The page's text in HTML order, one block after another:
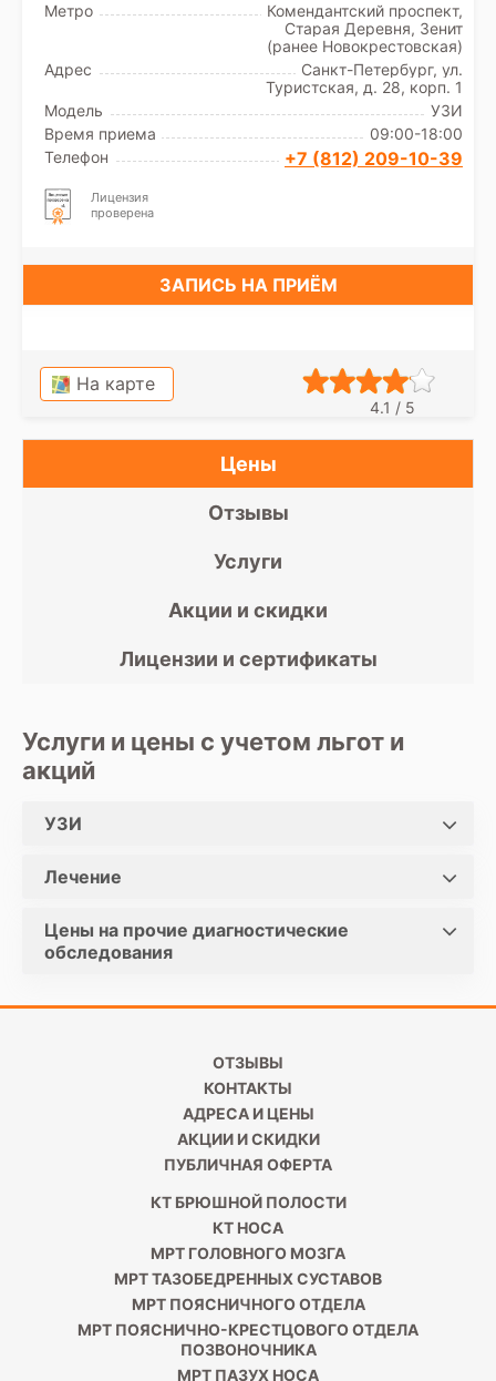
Метро
Комендантский проспект,
Старая Деревня, Зенит
(ранее Новокрестовская)
Адрес
Санкт-Петербург, ул.
Туристская, д. 28, корп. 1
Модель
УЗИ
Время приема
09:00-18:00
Телефон
+7 (812) 209-10-39
Лицензия
проверена
ЗАПИСЬ НА ПРИЁМ
На карте
4.1 / 5
Цены
Отзывы
Услуги
Акции и скидки
Лицензии и сертификаты
Услуги и цены с учетом льгот и
акций
УЗИ
Лечение
Цены на прочие диагностические
обследования
ОТЗЫВЫ
КОНТАКТЫ
АДРЕСА И ЦЕНЫ
АКЦИИ И СКИДКИ
ПУБЛИЧНАЯ ОФЕРТА
КТ БРЮШНОЙ ПОЛОСТИ
КТ НОСА
МРТ ГОЛОВНОГО МОЗГА
МРТ ТАЗОБЕДРЕННЫХ СУСТАВОВ
МРТ ПОЯСНИЧНОГО ОТДЕЛА
МРТ ПОЯСНИЧНО-КРЕСТЦОВОГО ОТДЕЛА
ПОЗВОНОЧНИКА
МРТ ПАЗУХ НОСА